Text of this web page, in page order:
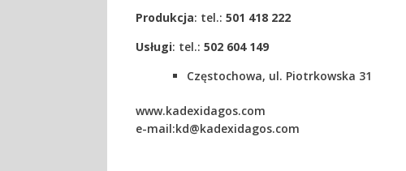
Produkcja: tel.: 501 418 222
Usługi: tel.: 502 604 149
Częstochowa, ul. Piotrkowska 31
www.kadexidagos.com
e-mail:kd@kadexidagos.com